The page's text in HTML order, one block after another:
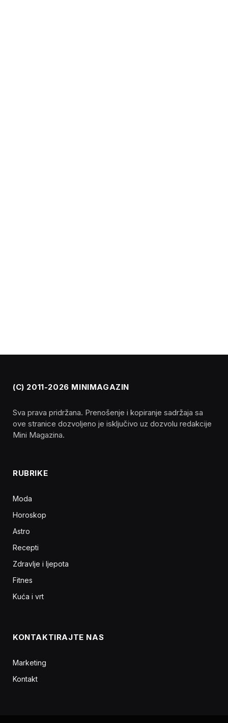
(C) 2011-2026 MINIMAGAZIN
Sva prava pridržana. Prenošenje i kopiranje sadržaja sa
ove stranice dozvoljeno je isključivo uz dozvolu redakcije
Mini Magazina.
RUBRIKE
Moda
Horoskop
Astro
Recepti
Zdravlje i ljepota
Fitnes
Kuća i vrt
KONTAKTIRAJTE NAS
Marketing
Kontakt